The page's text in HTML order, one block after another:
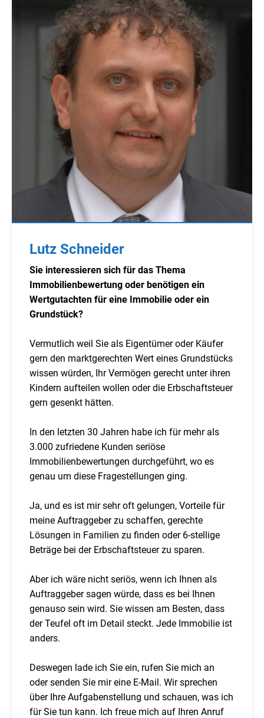
Lutz Schneider
Sie interessieren sich für das Thema
Immobilienbewertung oder benötigen ein
Wertgutachten für eine Immobilie oder ein
Grundstück?
Vermutlich weil Sie als Eigentümer oder Käufer
gern den marktgerechten Wert eines Grundstücks
wissen würden, Ihr Vermögen gerecht unter ihren
Kindern aufteilen wollen oder die Erbschaftsteuer
gern gesenkt hätten.
In den letzten 30 Jahren habe ich für mehr als
3.000 zufriedene Kunden seriöse
Immobilienbewertungen durchgeführt, wo es
genau um diese Fragestellungen ging.
Ja, und es ist mir sehr oft gelungen, Vorteile für
meine Auftraggeber zu schaffen, gerechte
Lösungen in Familien zu finden oder 6-stellige
Beträge bei der Erbschaftsteuer zu sparen.
Aber ich wäre nicht seriös, wenn ich Ihnen als
Auftraggeber sagen würde, dass es bei Ihnen
genauso sein wird. Sie wissen am Besten, dass
der Teufel oft im Detail steckt. Jede Immobilie ist
anders.
Deswegen lade ich Sie ein, rufen Sie mich an
oder senden Sie mir eine E-Mail. Wir sprechen
über Ihre Aufgabenstellung und schauen, was ich
für Sie tun kann. Ich freue mich auf Ihren Anruf